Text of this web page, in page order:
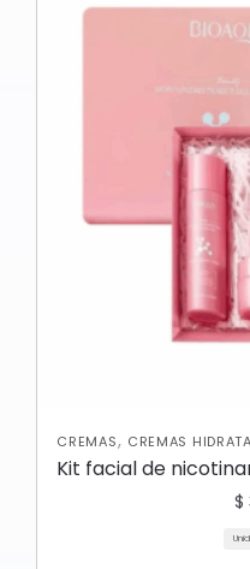
CREMAS, CREMAS
Kit facial de
$